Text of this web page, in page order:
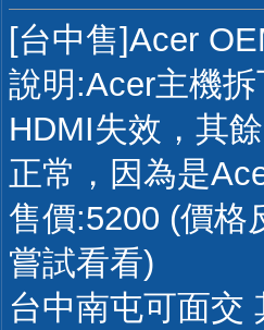
[台中售]Acer
說明:Acer主機
HDMI失效，其
正常，因為是
售價:5200 (價格
嘗試看看)
台中南屯可面交